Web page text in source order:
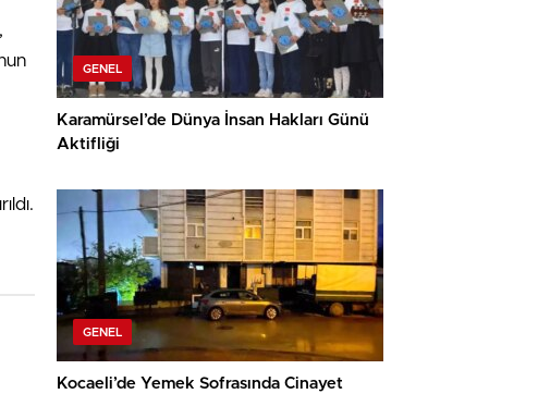
GENEL
Karamürsel’de Dünya İnsan Hakları Günü
Aktifliği
GENEL
Kocaeli’de Yemek Sofrasında Cinayet